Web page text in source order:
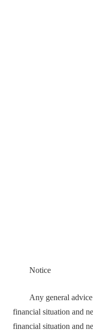
Notice
Any general
financial situation and
financial situation and